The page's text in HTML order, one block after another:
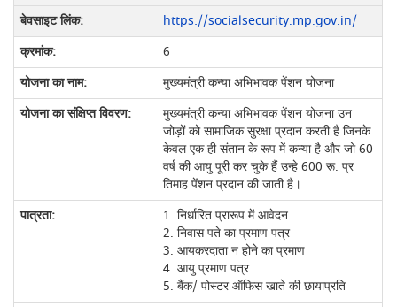
https://socialsecurity.mp.gov.in/
6
मुख्‍यमंत्री कन्‍या अभिभावक पेंशन योजना
मुख्यमंत्री कन्या अभिभावक पेंशन योजना उन
जोड़ों को सामाजिक सुरक्षा प्रदान करती है जिनके
केवल एक ही संतान के रूप में कन्या है और जो 60
वर्ष की आयु पूरी कर चुके हैं उन्‍हे 600 रू. प्र
तिमाह पेंशन प्रदान की जाती है।
1. निर्धारित प्रारूप में आवेदन
2. निवास पते का प्रमाण पत्र
3. आयकरदाता न होने का प्रमाण
4. आयु प्रमाण पत्र
5. बैंक/ पोस्टर ऑफिस खाते की छायाप्रति